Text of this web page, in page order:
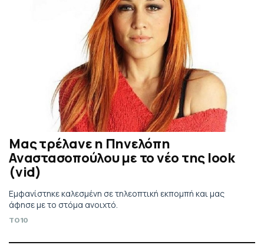
Μας τρέλανε η Πηνελόπη
Αναστασοπούλου με το νέο της look
(vid)
Εμφανίστηκε καλεσμένη σε τηλεοπτική εκπομπή και μας
άφησε με το στόμα ανοιχτό.
TO10